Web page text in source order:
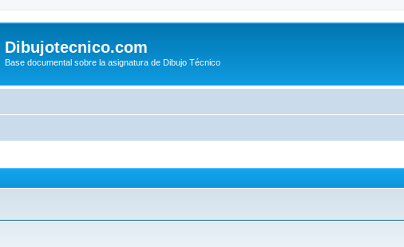
Dibujotecnico.com
Base documental sobre la asignatura de Dibujo Técnico